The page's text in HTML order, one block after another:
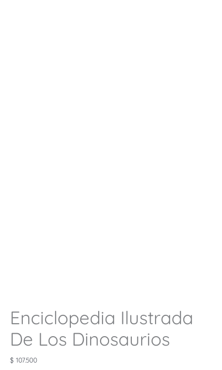
Enciclopedia Ilustrada
De Los Dinosaurios
$ 107.500